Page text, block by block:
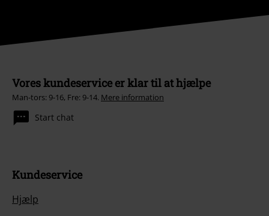
Vores kundeservice er klar til at hjælpe
Man-tors: 9-16, Fre: 9-14. Mere information
Start chat
Kundeservice
Hjælp